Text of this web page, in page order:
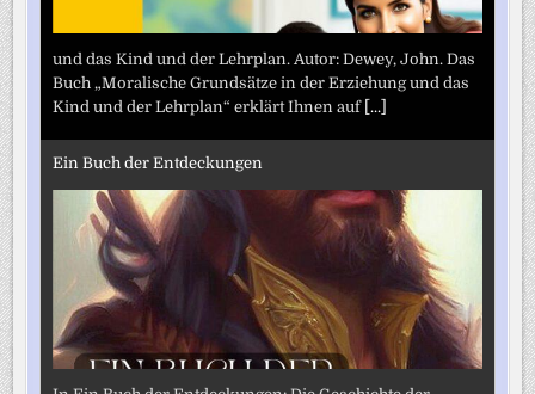
und das Kind und der Lehrplan. Autor: Dewey, John. Das
Buch „Moralische Grundsätze in der Erziehung und das
Kind und der Lehrplan“ erklärt Ihnen auf [...]
Ein Buch der Entdeckungen